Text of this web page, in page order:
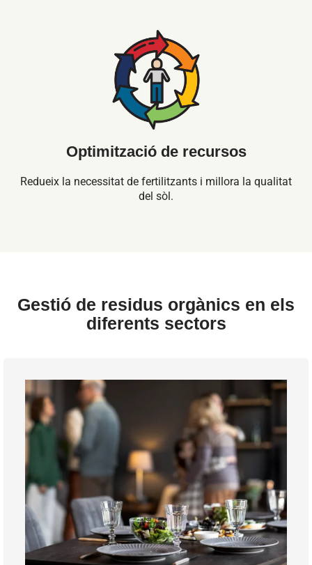
Optimització de recursos
Redueix la necessitat de fertilitzants i millora la qualitat
del sòl.
Gestió de residus orgànics en els
diferents sectors